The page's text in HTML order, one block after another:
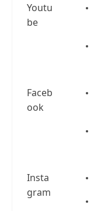
Youtu
be
Faceb
ook
Insta
gram